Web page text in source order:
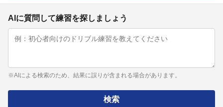
AIに質問して練習を探しましょう
※AIによる検索のため、結果に誤りが含まれる場合があります。
検索